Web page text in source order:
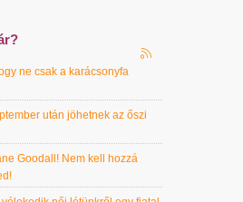
ne csak a karácsonyfa
után jöhetnek az őszi
Goodall! Nem kell hozzá